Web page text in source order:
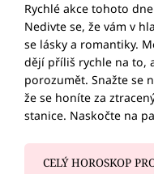
Rychlé akce tohoto
Nedivte se, že vám v
se lásky a romantiky.
dějí příliš rychle na to,
porozumět. Snažte se
že se honíte za
stanice. Naskočte na
CELÝ HOROSKOP